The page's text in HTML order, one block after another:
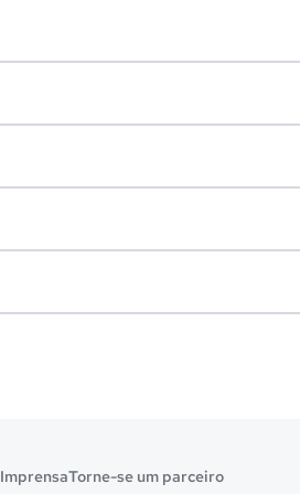
ImprensaTorne-se um parceiro